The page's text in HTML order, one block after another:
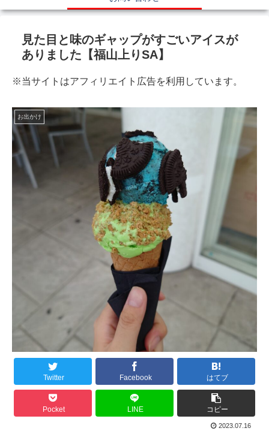
見た目と味のギャップがすごいアイスが
ありました【福山上りSA】
※当サイトはアフィリエイト広告を利用しています。
お出かけ
Twitter Facebook はてブ
Pocket LINE コピー
2023.07.16